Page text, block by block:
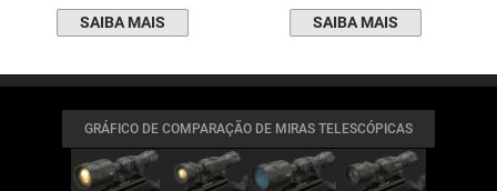
SAIBA MAIS
SAIBA MAIS
GRÁFICO DE COMPARAÇÃO DE MIRAS TELESCÓPICAS